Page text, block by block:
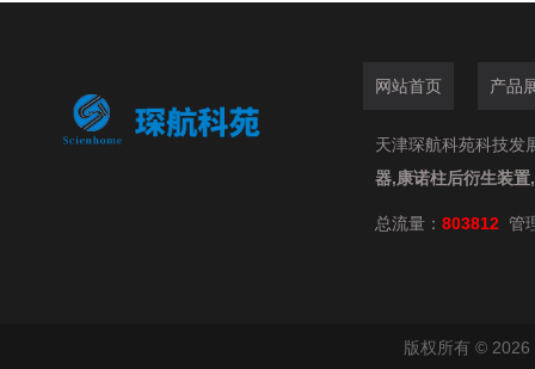
网站首页 产品
天津琛航科苑科技发
器,康诺柱后衍生装
总流量： 803812 管
版权所有 ©